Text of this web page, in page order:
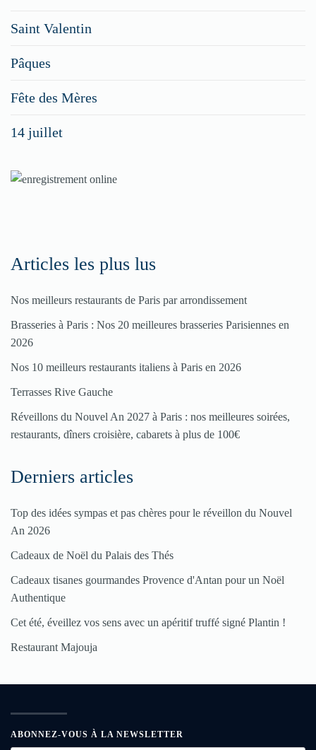
votre
Cliquez
Saint Valentin
Pâques
Fête des Mères
14 juillet
Articles les plus lus
Nos meilleurs restaurants de Paris par arrondissement
Brasseries à Paris : Nos 20 meilleures brasseries Parisiennes en
2026
Nos 10 meilleurs restaurants italiens à Paris en 2026
Terrasses Rive Gauche
Réveillons du Nouvel An 2027 à Paris : nos meilleures soirées,
restaurants, dîners croisière, cabarets à plus de 100€
Derniers articles
Top des idées sympas et pas chères pour le réveillon du Nouvel
An 2026
Cadeaux de Noël du Palais des Thés
Cadeaux tisanes gourmandes Provence d'Antan pour un Noël
Authentique
Cet été, éveillez vos sens avec un apéritif truffé signé Plantin !
Restaurant Majouja
ABONNEZ-VOUS À LA NEWSLETTER